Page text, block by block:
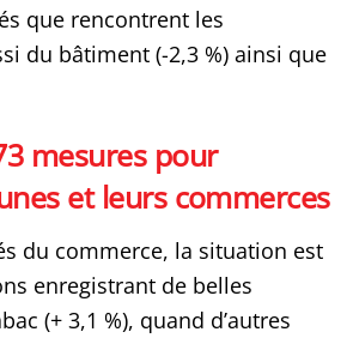
que rencontrent les
du bâtiment (-2,3 %) ainsi que
mesures pour
et leurs commerces
du commerce, la situation est
enregistrant de belles
(+ 3,1 %), quand d’autres